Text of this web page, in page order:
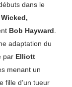
dans le
Bob Hayward
adaptation du
par Elliott
menant un
fille d’un tueur